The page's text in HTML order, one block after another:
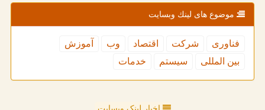
موضوع های لینك وبسایت
فناوری شركت اقتصاد وب
آموزش
بین المللی
سیستم خدمات